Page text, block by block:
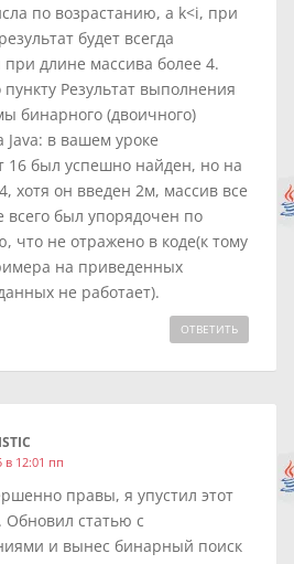
по возрастанию, а k<i, при
будет всегда
при длине массива более 4.
Результат выполнения
бинарного (двоичного)
Java: в вашем уроке
16 был успешно найден, но на
хотя он введен 2м, массив все
всего был упорядочен по
что не отражено в коде(к тому
на приведенных
не работает).
ОТВЕТИТЬ
в 12:01 пп
правы, я упустил этот
Обновил статью с
и вынес бинарный поиск